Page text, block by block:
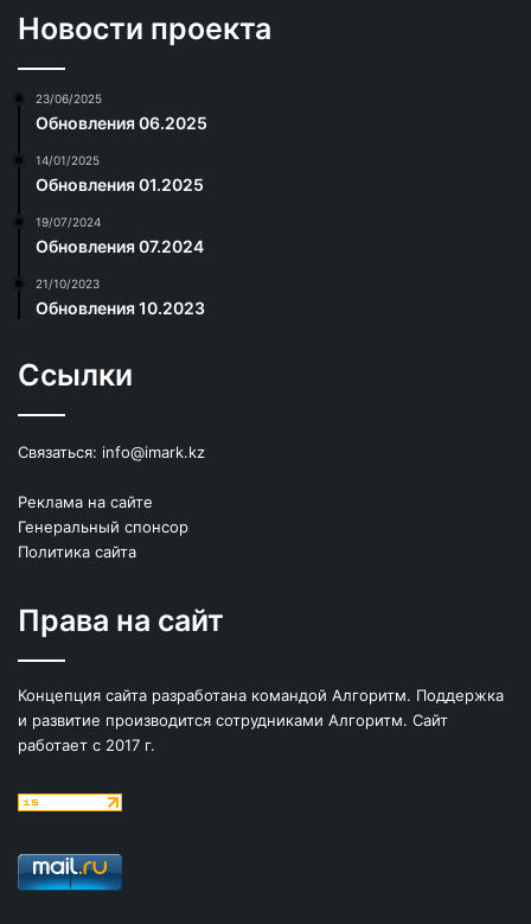
Новости проекта
23/06/2025
Обновления 06.2025
14/01/2025
Обновления 01.2025
19/07/2024
Обновления 07.2024
21/10/2023
Обновления 10.2023
Ссылки
Связаться: info@imark.kz
Реклама на сайте
Генеральный спонсор
Политика сайта
Права на сайт
Концепция сайта разработана командой Алгоритм. Поддержка
и развитие производится сотрудниками Алгоритм. Сайт
работает с 2017 г.